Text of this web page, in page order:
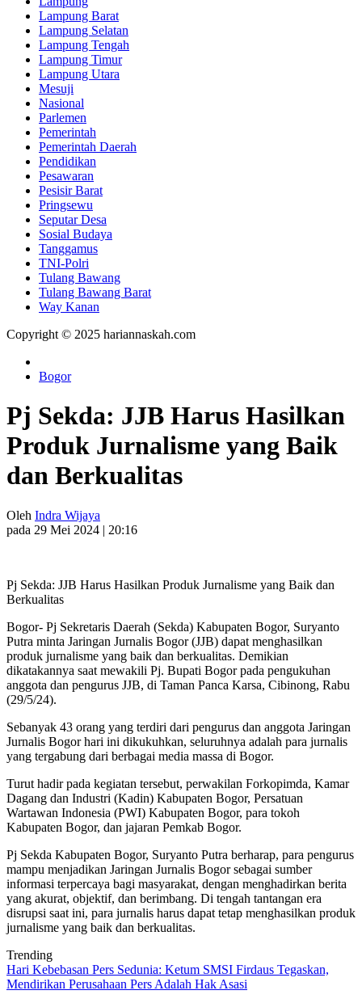
Lampung Barat
Lampung Selatan
Lampung Tengah
Lampung Timur
Lampung Utara
Mesuji
Nasional
Parlemen
Pemerintah
Pemerintah Daerah
Pendidikan
Pesawaran
Pesisir Barat
Pringsewu
Seputar Desa
Sosial Budaya
Tanggamus
TNI-Polri
Tulang Bawang
Tulang Bawang Barat
Way Kanan
Copyright © 2025 hariannaskah.com
Bogor
Pj Sekda: JJB Harus Hasilkan
Produk Jurnalisme yang Baik
dan Berkualitas
Oleh Indra Wijaya
pada 29 Mei 2024 | 20:16
Pj Sekda: JJB Harus Hasilkan Produk Jurnalisme yang Baik dan
Berkualitas
Bogor- Pj Sekretaris Daerah (Sekda) Kabupaten Bogor, Suryanto
Putra minta Jaringan Jurnalis Bogor (JJB) dapat menghasilkan
produk jurnalisme yang baik dan berkualitas. Demikian
dikatakannya saat mewakili Pj. Bupati Bogor pada pengukuhan
anggota dan pengurus JJB, di Taman Panca Karsa, Cibinong, Rabu
(29/5/24).
Sebanyak 43 orang yang terdiri dari pengurus dan anggota Jaringan
Jurnalis Bogor hari ini dikukuhkan, seluruhnya adalah para jurnalis
yang tergabung dari berbagai media massa di Bogor.
Turut hadir pada kegiatan tersebut, perwakilan Forkopimda, Kamar
Dagang dan Industri (Kadin) Kabupaten Bogor, Persatuan
Wartawan Indonesia (PWI) Kabupaten Bogor, para tokoh
Kabupaten Bogor, dan jajaran Pemkab Bogor.
Pj Sekda Kabupaten Bogor, Suryanto Putra berharap, para pengurus
mampu menjadikan Jaringan Jurnalis Bogor sebagai sumber
informasi terpercaya bagi masyarakat, dengan menghadirkan berita
yang akurat, objektif, dan berimbang. Di tengah tantangan era
disrupsi saat ini, para jurnalis harus dapat tetap menghasilkan produk
jurnalisme yang baik dan berkualitas.
Trending
Hari Kebebasan Pers Sedunia: Ketum SMSI Firdaus Tegaskan,
Mendirikan Perusahaan Pers Adalah Hak Asasi